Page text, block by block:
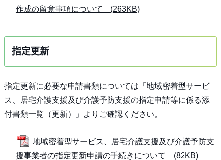
作成の留意事項について (263KB)
指定更新
指定更新に必要な申請書類については「地域密着型サービ
ス、居宅介護支援及び介護予防支援の指定申請等に係る添
付書類一覧（更新）」よりご確認ください。
地域密着型サービス、居宅介護支援及び介護予防支
援事業者の指定更新申請の手続きについて (82KB)